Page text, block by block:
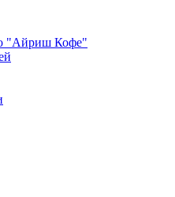
"Айриш Кофе"